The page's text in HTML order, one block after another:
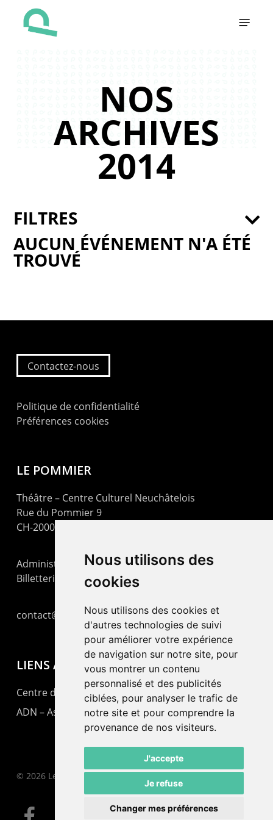
Nous utilisons des
cookies
Nous utilisons des cookies et
d'autres technologies de suivi
pour améliorer votre expérience
de navigation sur notre site, pour
vous montrer un contenu
personnalisé et des publicités
ciblées, pour analyser le trafic de
notre site et pour comprendre la
provenance de nos visiteurs.
J'accepte
Je refuse
Changer mes préférences
NOS
ARCHIVES
2014
AUCUN ÉVÉNEMENT N'A ÉTÉ
TROUVÉ
FILTRES
Contactez-nous
Politique de confidentialité
Préférences cookies
LE POMMIER
Théâtre – Centre Culturel Neuchâtelois
Rue du Pommier 9
CH-2000 Neuchâtel
Administration : +41 32 725 03 03
Billetterie : +41 32 725 05 05
contact@lepommier.ch
LIENS AMIS
Centre de culture ABC
ADN – Association Danse Neuchâtel
© 2026 Le Pommier.
facebook email